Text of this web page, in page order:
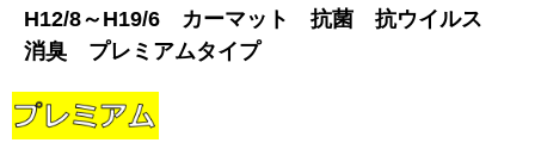
H12/8～H19/6 カーマット 抗菌 抗ウイルス
消臭 プレミアムタイプ